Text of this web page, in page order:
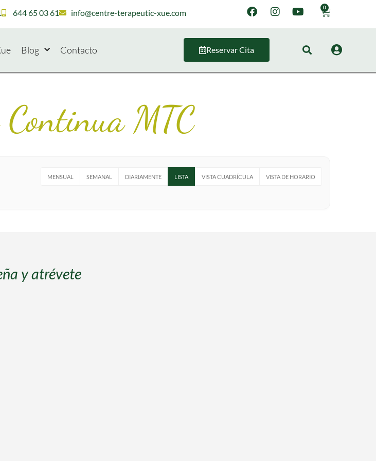
644 65 03 61 info@centre-terapeutic-xue.com
0
Blog Contacto Reservar Cita
MTC
MENSUAL SEMANAL DIARIAMENTE LISTA VISTA CUADRÍCULA VISTA DE HORARIO
y atrévete